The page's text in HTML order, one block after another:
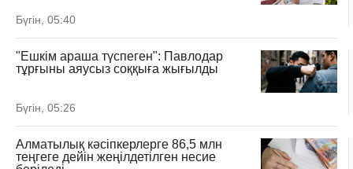
Бүгін, 05:40
"Ешкім араша түспеген": Павлодар
тұрғыны аяусыз соққыға жығылды
Бүгін, 05:26
Алматылық кәсіпкерлерге 86,5 млн
теңгеге дейін жеңілдетілген несие